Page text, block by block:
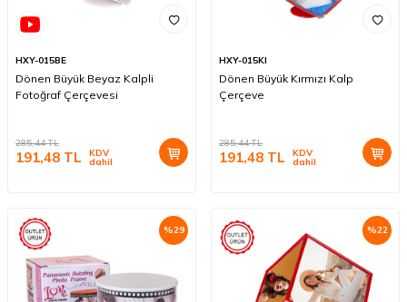
HXY-015BE
Dönen Büyük Beyaz Kalpli
Fotoğraf Çerçevesi
285,44TL
191,48 TL KDV
dahil
HXY-015KI
Dönen Büyük Kırmızı Kalp
Çerçeve
285,44TL
191,48 TL KDV
dahil
%29 %22